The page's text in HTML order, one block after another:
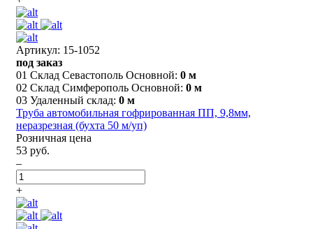
Артикул: 15-1052
под заказ
01 Склад Севастополь Основной: 0 м
02 Склад Симферополь Основной: 0 м
03 Удаленный склад: 0 м
Труба автомобильная гофрированная ПП, 9,8мм,
неразрезная (бухта 50 м/уп)
Розничная цена
53 руб.
–
+